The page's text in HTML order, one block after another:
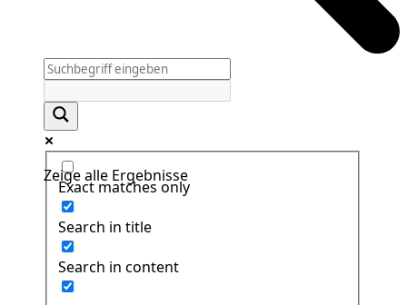
Zeige alle Ergebnisse
Exact matches only
Search in title
Search in content